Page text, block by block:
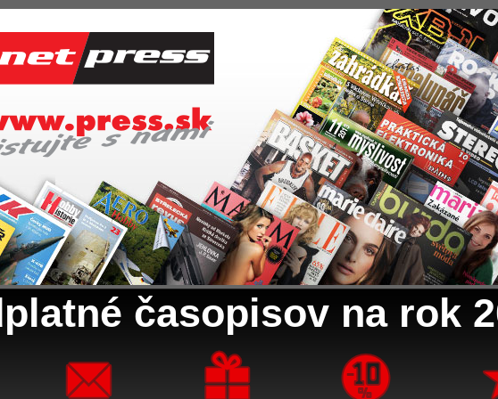
časopisov na rok